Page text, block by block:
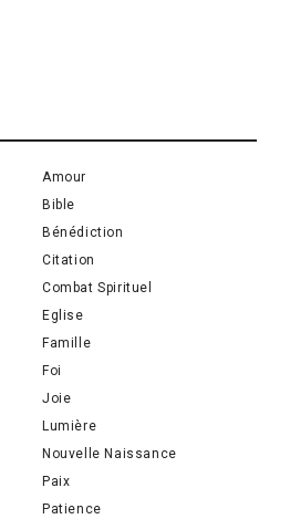
Amour
Bible
Bénédiction
Citation
Combat Spirituel
Eglise
Famille
Foi
Joie
Lumière
Nouvelle Naissance
Paix
Patience